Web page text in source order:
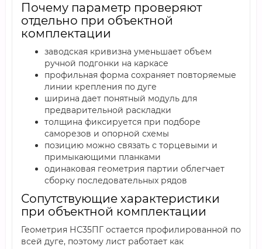
Почему параметр проверяют
отдельно при объектной
комплектации
заводская кривизна уменьшает объем
ручной подгонки на каркасе
профильная форма сохраняет повторяемые
линии крепления по дуге
ширина дает понятный модуль для
предварительной раскладки
толщина фиксируется при подборе
саморезов и опорной схемы
позицию можно связать с торцевыми и
примыкающими планками
одинаковая геометрия партии облегчает
сборку последовательных рядов
Сопутствующие характеристики
при объектной комплектации
Геометрия НС35ПГ остается профилированной по
всей дуге, поэтому лист работает как